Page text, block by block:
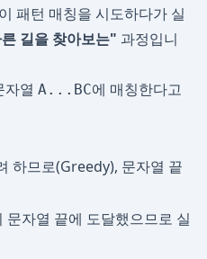
패턴 매칭을 시도하다가 실
길을 찾아보는" 과정입니
자열 A...BC에 매칭한다고
하므로(Greedy), 문자열 끝
문자열 끝에 도달했으므로 실